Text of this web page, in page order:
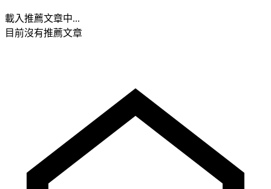
載入推薦文章中...
目前沒有推薦文章